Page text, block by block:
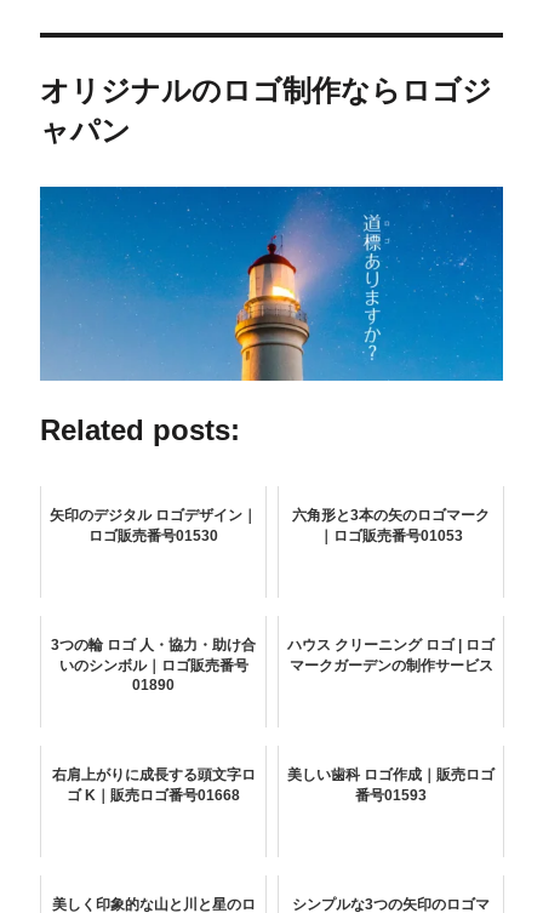
オリジナルのロゴ制作ならロゴジ
ャパン
Related posts:
矢印のデジタル ロゴデザイン｜
ロゴ販売番号01530
六角形と3本の矢のロゴマーク
｜ロゴ販売番号01053
3つの輪 ロゴ 人・協力・助け合
いのシンボル｜ロゴ販売番号
01890
ハウス クリーニング ロゴ | ロゴ
マークガーデンの制作サービス
右肩上がりに成長する頭文字ロ
ゴ K｜販売ロゴ番号01668
美しい歯科 ロゴ作成｜販売ロゴ
番号01593
美しく印象的な山と川と星のロ
シンプルな3つの矢印のロゴマ